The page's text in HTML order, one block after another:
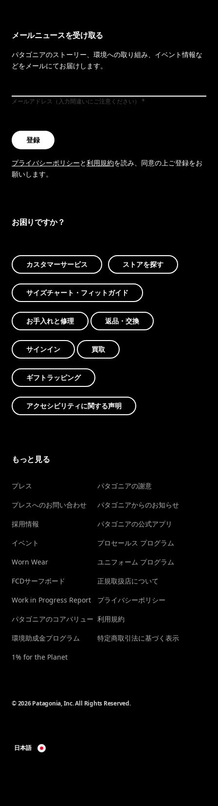
メールニュースを受け取る
パタゴニアのストーリー、環境への取り組み、イベント情報な
どをメールにてお届けします。
メールアドレス（入力間違いにご注意ください）
登録
プライバシーポリシーと利用規約を読み、同意の上ご登録をお
願いします。
お困りですか？
カスタマーサービス ストアを探す
サイズチャート・フィットガイド
お手入れと修理 返品・交換
サインイン 買取
ギフトラッピング
アクセシビリティに関する声明
もっと見る
プレス
プレスへのお問い合わせ
採用情報
イベント
Worn Wear
FCDサーフボード
Work in Progress Report
パタゴニアのコアバリュー
環境助成金プログラム
1% for the Planet
パタゴニアの謝意
パタゴニアからのお知らせ
パタゴニアの公式アプリ
プロセールス プログラム
ユニフォーム プログラム
正規取扱店について
プライバシーポリシー
利用規約
特定商取引法に基づく表示
© 2026 Patagonia, Inc. All Rights Reserved.
日本語